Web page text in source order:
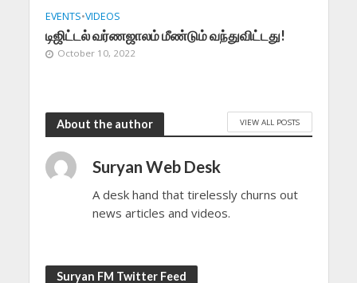
EVENTS•VIDEOS
டிஜிட்டல் வர்ணஜாலம் மீண்டும் வந்துவிட்டது!
October 10, 2022
About the author VIEW ALL POSTS
Suryan Web Desk
A desk hand that tirelessly churns out
news articles and videos.
Suryan FM Twitter Feed